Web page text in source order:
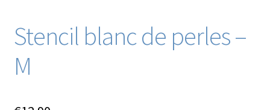
Stencil blanc de perles –
M